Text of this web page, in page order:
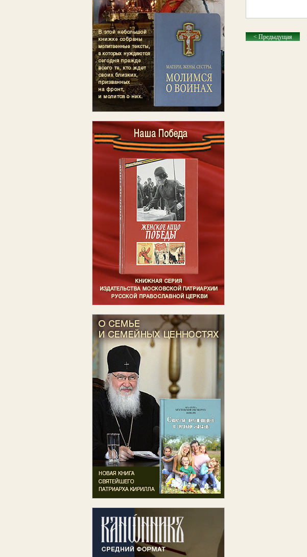
< Предыдущая